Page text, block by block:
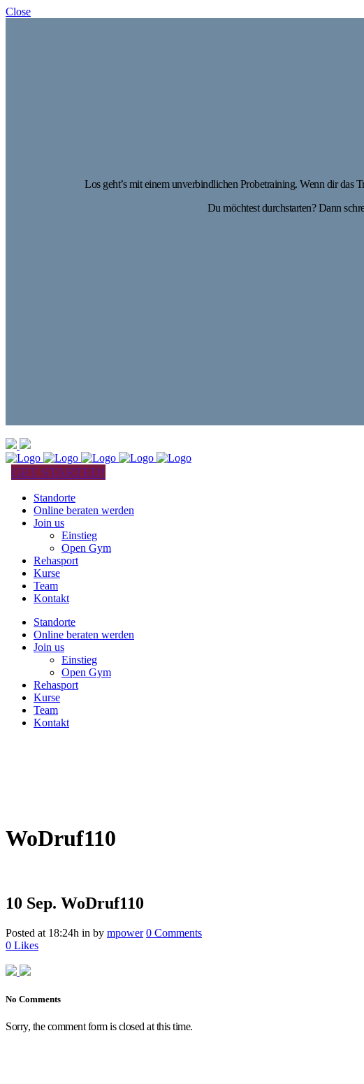
Close
Los geht’s mit einem unverbindlichen Probetraining. Wenn dir das
Du möchtest durchstarten? Dann
GET STARTED!
Standorte
Online beraten werden
Join us
Einstieg
Open Gym
Rehasport
Kurse
Team
Kontakt
Standorte
Online beraten werden
Join us
Einstieg
Open Gym
Rehasport
Kurse
Team
Kontakt
WoDruf110
10 Sep. WoDruf110
Posted at 18:24h in by mpower 0 Comments
0 Likes
No Comments
Sorry, the comment form is closed at this time.